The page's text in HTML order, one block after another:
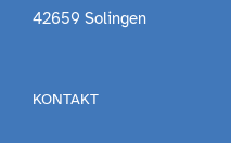
42659 Solingen
KONTAKT